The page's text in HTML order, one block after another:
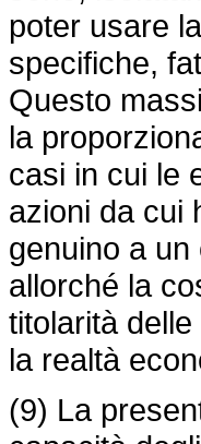
poter usare
specifiche,
Questo
la
casi in cui le
azioni da cui
genuino a
allorché la
titolarità
la realtà
(9) La